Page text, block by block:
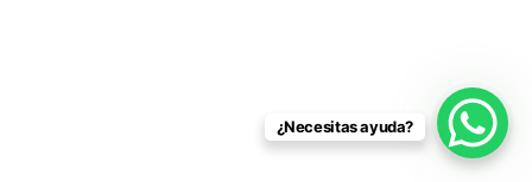
¿Necesitas ayuda?